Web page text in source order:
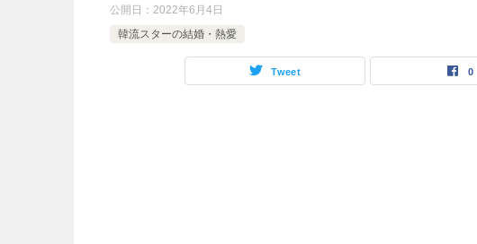
公開日： 2022年6月4日
韓流スターの結婚・熱愛
Tweet 0